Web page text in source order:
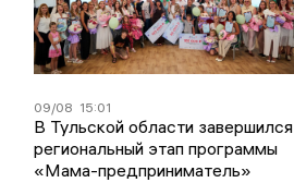
09/08 15:01
В Тульской области завершился
региональный этап программы
«Мама-предприниматель»